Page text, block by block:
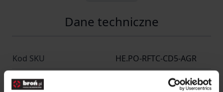
Dane techniczne
Kod SKU
HE.PO-RFTC-CD5-AGR
EAN
5908218713956